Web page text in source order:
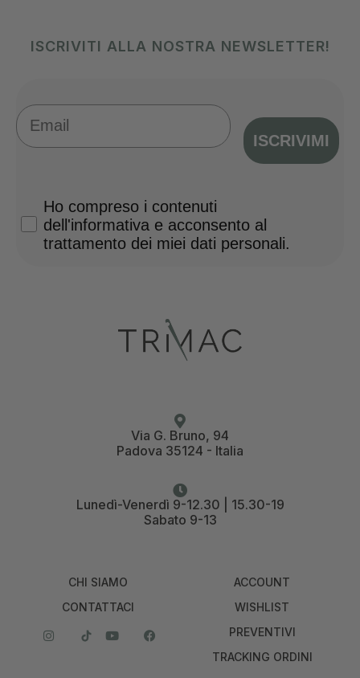
ISCRIVITI ALLA NOSTRA NEWSLETTER!
Email
ISCRIVIMI
Privacy Policy
Ho compreso i contenuti
dell'informativa e acconsento al
trattamento dei miei dati personali.
Via G. Bruno, 94
Padova 35124 - Italia
Lunedì-Venerdì 9-12.30 | 15.30-19
Sabato 9-13
CHI SIAMO
CONTATTACI
ACCOUNT
WISHLIST
PREVENTIVI
TRACKING ORDINI